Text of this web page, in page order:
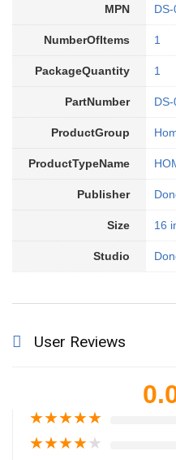
MPN DS-
NumberOfItems 1
PackageQuantity 1
PartNumber DS-
ProductGroup
ProductTypeName
Publisher
Size 16
Studio
User Reviews
★★★★★
★★★★★